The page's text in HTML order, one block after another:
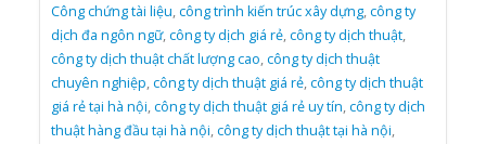
Công chứng tài liệu,công trình kiến trúc xây dựng,công ty
dịch đa ngôn ngữ,công ty dịch giá rẻ,công ty dịch thuật,
công ty dịch thuật chất lượng cao,công ty dịch thuật
chuyên nghiệp,công ty dịch thuật giá rẻ,công ty dịch thuật
giá rẻ tại hà nội,công ty dịch thuật giá rẻ uy tín,công ty dịch
thuật hàng đầu tại hà nội,công ty dịch thuật tại hà nội,